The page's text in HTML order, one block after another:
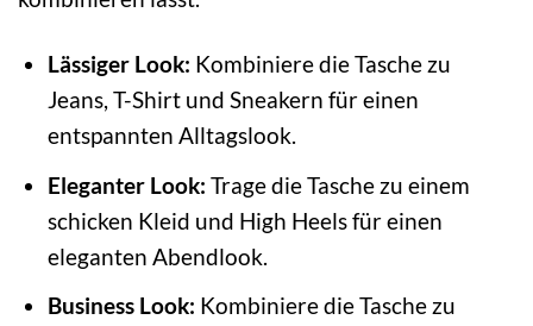
Lässiger Look: Kombiniere die Tasche zu
Jeans, T-Shirt und Sneakern für einen
entspannten Alltagslook.
Eleganter Look: Trage die Tasche zu einem
schicken Kleid und High Heels für einen
eleganten Abendlook.
Business Look: Kombiniere die Tasche zu